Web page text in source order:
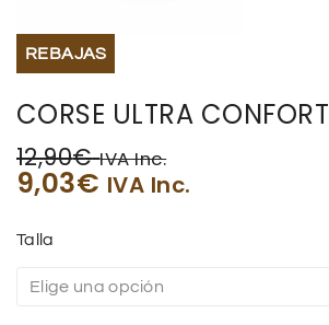
REBAJAS
CORSE ULTRA CONFORT
12,90€ IVA Inc.
9,03€ IVA Inc.
Talla